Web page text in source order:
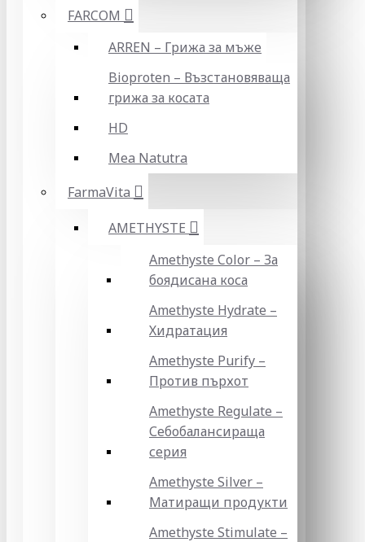
FARCOM
ARREN – Грижа за мъже
Bioproten – Възстановяваща
грижа за косата
HD
Mea Natutra
FarmaVita
AMETHYSTE
Amethyste Color – За
боядисана коса
Amethyste Hydrate –
Хидратация
Amethyste Purify –
Против пърхот
Amethyste Regulate –
Себобалансираща
серия
Amethyste Silver –
Матиращи продукти
Amethyste Stimulate –